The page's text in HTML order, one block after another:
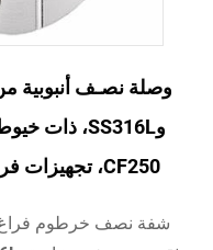
CF250، تجهيزات فراغ عالية ثابتة، شفة 1/2"-10"